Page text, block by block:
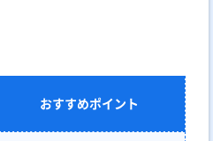
おすすめポイント